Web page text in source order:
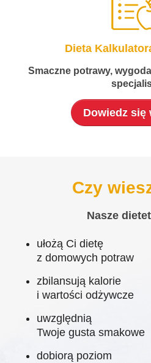
Dieta
Smaczne potrawy,
Dowiedz się
Czy
Nasze
ułożą Ci dietę
z domowych potraw
zbilansują kalorie
i wartości odżywcze
uwzględnią
Twoje gusta smakowe
dobiorą poziom